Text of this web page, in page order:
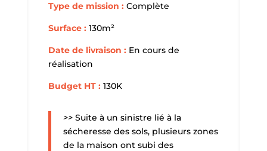
Type de mission :Complète
Surface :130m²
Date de livraison : En cours de
réalisation
Budget HT : 130K
>> Suite à un sinistre lié à la
sécheresse des sols, plusieurs zones
de la maison ont subi des